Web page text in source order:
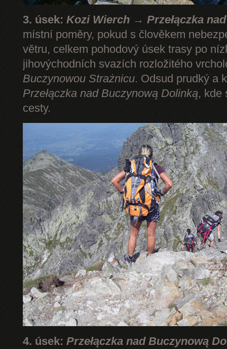
3. úsek: Kozi Wierch → Przełączka
místní poměry, pokud s člověkem
větru, celkem pohodový úsek trasy po
jihovýchodních svazích rozložitého
Buczynowou Strażnicu. Odsud prudký a
Przełączka nad Buczynową Dolinką, kde
cesty.
4. úsek: Przełączka nad Buczynową